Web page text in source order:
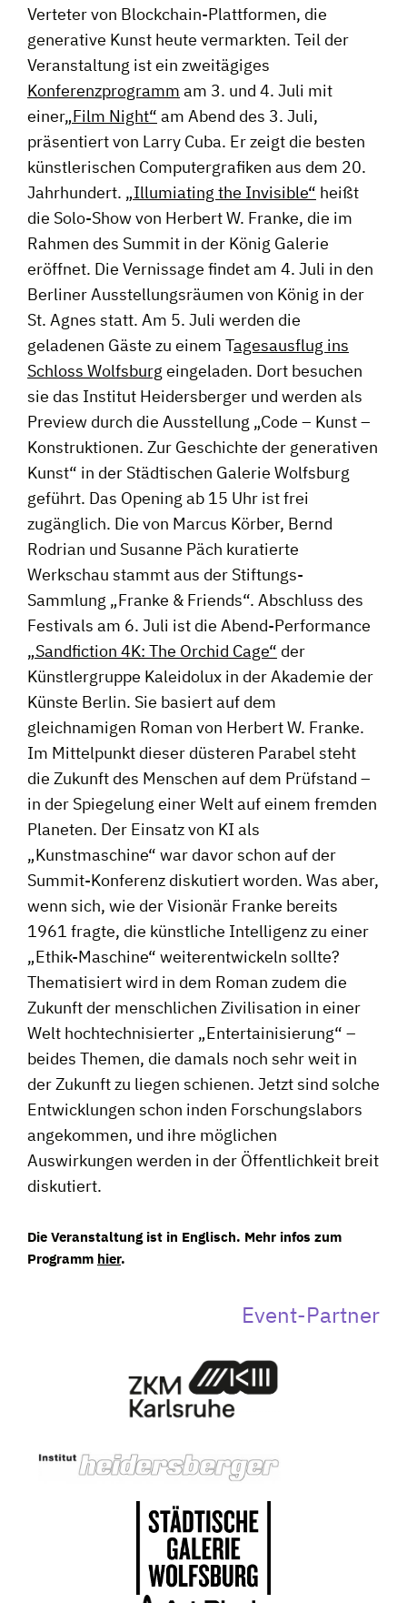
Verteter von Blockchain-Plattformen, die
generative Kunst heute vermarkten. Teil der
Veranstaltung ist ein zweitägiges
Konferenzprogramm am 3. und 4. Juli mit
einer„Film Night“ am Abend des 3. Juli,
präsentiert von Larry Cuba. Er zeigt die besten
künstlerischen Computergrafiken aus dem 20.
Jahrhundert. „Illumiating the Invisible“ heißt
die Solo-Show von Herbert W. Franke, die im
Rahmen des Summit in der König Galerie
eröffnet. Die Vernissage findet am 4. Juli in den
Berliner Ausstellungsräumen von König in der
St. Agnes statt. Am 5. Juli werden die
geladenen Gäste zu einem Tagesausflug ins
Schloss Wolfsburg eingeladen. Dort besuchen
sie das Institut Heidersberger und werden als
Preview durch die Ausstellung „Code – Kunst –
Konstruktionen. Zur Geschichte der generativen
Kunst“ in der Städtischen Galerie Wolfsburg
geführt. Das Opening ab 15 Uhr ist frei
zugänglich. Die von Marcus Körber, Bernd
Rodrian und Susanne Päch kuratierte
Werkschau stammt aus der Stiftungs-
Sammlung „Franke & Friends“. Abschluss des
Festivals am 6. Juli ist die Abend-Performance
„Sandfiction 4K: The Orchid Cage“ der
Künstlergruppe Kaleidolux in der Akademie der
Künste Berlin. Sie basiert auf dem
gleichnamigen Roman von Herbert W. Franke.
Im Mittelpunkt dieser düsteren Parabel steht
die Zukunft des Menschen auf dem Prüfstand –
in der Spiegelung einer Welt auf einem fremden
Planeten. Der Einsatz von KI als
„Kunstmaschine“ war davor schon auf der
Summit-Konferenz diskutiert worden. Was aber,
wenn sich, wie der Visionär Franke bereits
1961 fragte, die künstliche Intelligenz zu einer
„Ethik-Maschine“ weiterentwickeln sollte?
Thematisiert wird in dem Roman zudem die
Zukunft der menschlichen Zivilisation in einer
Welt hochtechnisierter „Entertainisierung“ –
beides Themen, die damals noch sehr weit in
der Zukunft zu liegen schienen. Jetzt sind solche
Entwicklungen schon inden Forschungslabors
angekommen, und ihre möglichen
Auswirkungen werden in der Öffentlichkeit breit
diskutiert.
Die Veranstaltung ist in Englisch. Mehr infos zum
Programm hier.
Event-Partner